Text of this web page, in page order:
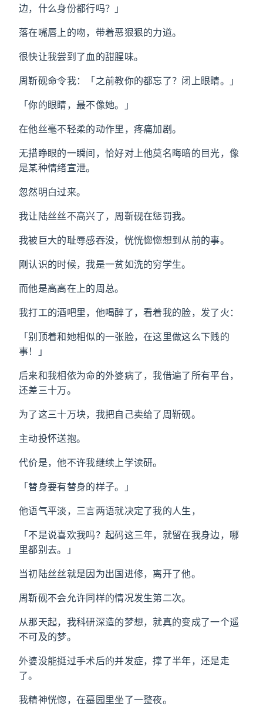
边，什么身份都行吗？」
落在嘴唇上的吻，带着恶狠狠的力道。
很快让我尝到了血的甜腥味。
周靳砚命令我：「之前教你的都忘了？闭上眼睛。」
「你的眼睛，最不像她。」
在他丝毫不轻柔的动作里，疼痛加剧。
无措睁眼的一瞬间，恰好对上他莫名晦暗的目光，像
是某种情绪宣泄。
忽然明白过来。
我让陆丝丝不高兴了，周靳砚在惩罚我。
我被巨大的耻辱感吞没，恍恍惚惚想到从前的事。
刚认识的时候，我是一贫如洗的穷学生。
而他是高高在上的周总。
我打工的酒吧里，他喝醉了，看着我的脸，发了火：
「别顶着和她相似的一张脸，在这里做这么下贱的
事！」
后来和我相依为命的外婆病了，我借遍了所有平台，
还差三十万。
为了这三十万块，我把自己卖给了周靳砚。
主动投怀送抱。
代价是，他不许我继续上学读研。
「替身要有替身的样子。」
他语气平淡，三言两语就决定了我的人生，
「不是说喜欢我吗？起码这三年，就留在我身边，哪
里都别去。」
当初陆丝丝就是因为出国进修，离开了他。
周靳砚不会允许同样的情况发生第二次。
从那天起，我科研深造的梦想，就真的变成了一个遥
不可及的梦。
外婆没能挺过手术后的并发症，撑了半年，还是走
了。
我精神恍惚，在墓园里坐了一整夜。